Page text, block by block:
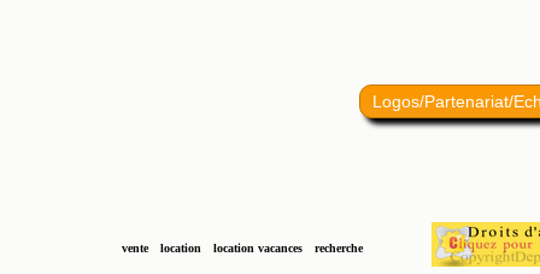
Logos/Partenariat/
vente location location vacances recherche